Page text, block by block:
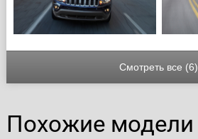
Смотреть все (6)
Похожие модели